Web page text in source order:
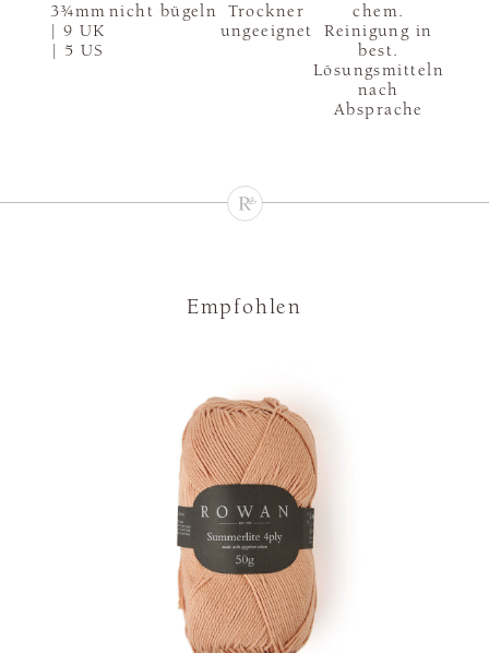
3¾mm
| 9 UK
| 5 US
nicht bügeln
Trockner
ungeeignet
chem.
Reinigung in
best.
Lösungsmitteln
nach
Absprache
Empfohlen